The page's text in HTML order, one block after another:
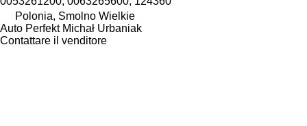
Polonia, Smolno Wielkie
Auto Perfekt Michał Urbaniak
Contattare il venditore